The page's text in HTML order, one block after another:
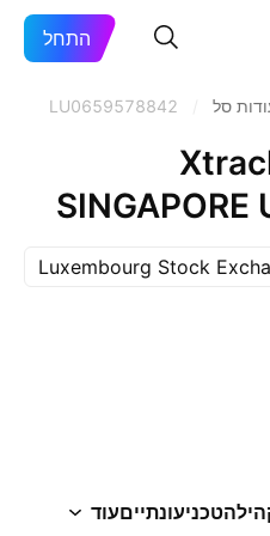
התחל
סל LU0659578842
SINGAPORE
Luxembourg Stock
טכניעונתייםעוד